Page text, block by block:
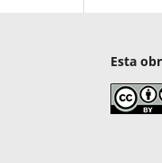
Esta